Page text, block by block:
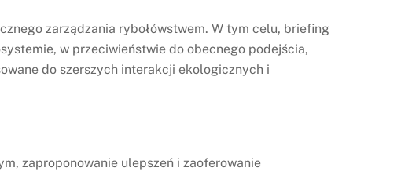
zarządzania rybołówstwem. W tym celu, briefing
w przeciwieństwie do obecnego podejścia,
do szerszych interakcji ekologicznych i
zaproponowanie ulepszeń i zaoferowanie